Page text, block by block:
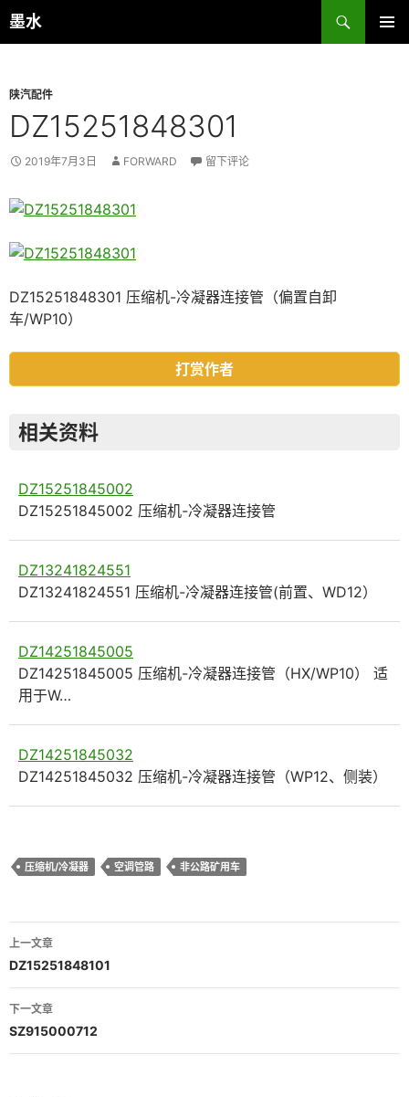
跳
至
墨水
搜
索
陕汽配件
DZ15251848301
2019年7月3日 FORWARD 留下评论
DZ15251848301 压缩机-冷凝器连接管（偏置自卸
车/WP10）
打赏作者
相关资料
DZ15251845002
DZ15251845002 压缩机-冷凝器连接管
DZ13241824551
DZ13241824551 压缩机-冷凝器连接管(前置、WD12）
DZ14251845005
DZ14251845005 压缩机-冷凝器连接管（HX/WP10） 适
用于W…
DZ14251845032
DZ14251845032 压缩机-冷凝器连接管（WP12、侧装）
压缩机/冷凝器 空调管路 非公路矿用车
文
章
导
航
上一文章
DZ15251848101
下一文章
SZ915000712